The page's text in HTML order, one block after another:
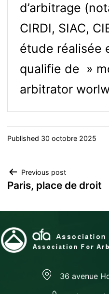
d’arbitrage
CIRDI, SIAC,
étude réalisée
qualifie de »
arbitrator
Published 30 octobre 2025
Navigation
Previous post
Paris, place de droit
36 avenue